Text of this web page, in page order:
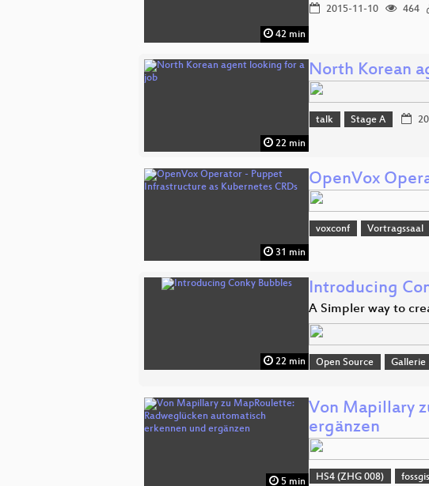
42 min
2015-11-10 464
22 min
North Korean
talk Stage A
31 min
OpenVox
voxconf Vortragssaal
22 min
Introducing
A Simpler way to
Open Source Gallerie
5 min
Von Mapillary
ergänzen
HS4 (ZHG 008)